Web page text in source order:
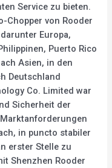
Service zu bieten.
Chopper von Rooder
Europa,
Puerto Rico
Asien, in den
Deutschland
Co. Limited war
Sicherheit der
in puncto stabiler
erster Stelle zu
Shenzhen Rooder